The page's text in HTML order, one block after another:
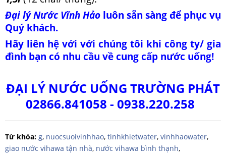
Đại lý Nước Vĩnh Hảo luôn sẵn sàng để phục vụ
Quý khách.
Hãy liên hệ với với chúng tôi khi công ty/ gia
đình bạn có nhu cầu về cung cấp nước uống!
ĐẠI LÝ NƯỚC UỐNG TRƯỜNG PHÁT
02866.841058 - 0938.220.258
Từ khóa: g, nuocsuoivinhhao, tinhkhietwater, vinhhaowater,
giao nước vihawa tận nhà, nước vihawa bình thạnh,